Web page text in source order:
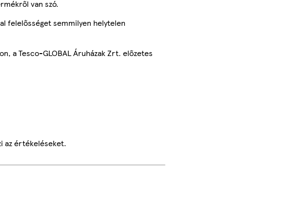
van szó.
felelősséget semmilyen helytelen
a Tesco-GLOBAL Áruházak Zrt. előzetes
az értékeléseket.